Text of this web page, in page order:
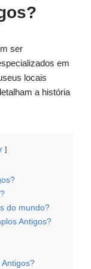
ser
em
locais
a história
do mundo?
Antigos?